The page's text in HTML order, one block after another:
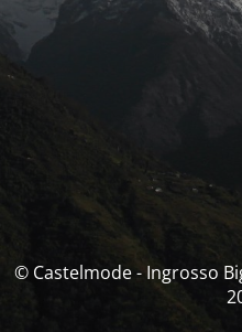
© Castelmode - Ingrosso